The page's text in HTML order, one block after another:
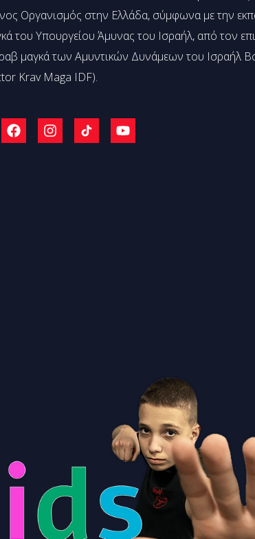
Οργανισμός στην Ελλάδα, σύμφωνα με την
του Υπουργείου Άμυνας του Ισραήλ, από τον
μαγκά των Αμυντικών Δυνάμεων του Ισραήλ
Krav Maga IDF).